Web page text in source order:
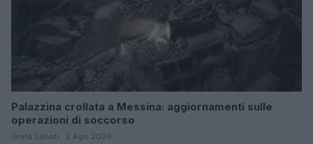
Palazzina crollata a Messina: aggiornamenti sulle
operazioni di soccorso
Greta Salvati · 2 Ago 2026